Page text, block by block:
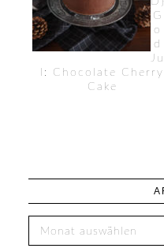
G
o
d
Ju
l: Chocolate Cherry
Cake